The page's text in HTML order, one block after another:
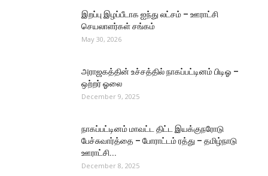
இறப்பு இழப்பீடாக ஐந்து லட்சம் – ஊராட்சி
செயலாளர்கள் சங்கம்
May 30, 2026
அராஜகத்தின் உச்சத்தில் நாகப்பட்டினம் பிடிஓ –
ஒற்றர் ஓலை
December 9, 2025
நாகப்பட்டினம் மாவட்ட திட்ட இயக்குநரோடு
பேச்சுவார்த்தை – போராட்டம் ரத்து – தமிழ்நாடு
ஊராட்சி...
December 8, 2025